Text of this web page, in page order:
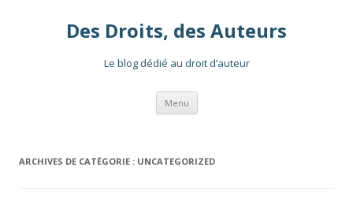
Des Droits, des Auteurs
Le blog dédié au droit d’auteur
Menu Aller
contenu
ARCHIVES DE CATÉGORIE : UNCATEGORIZED